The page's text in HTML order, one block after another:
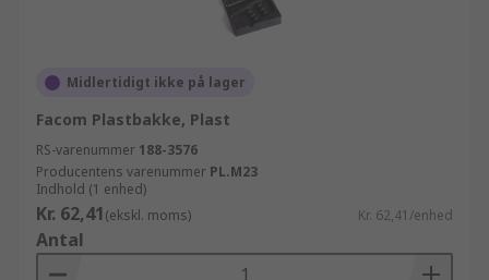
Midlertidigt ikke på lager
Facom Plastbakke, Plast
RS-varenummer 188-3576
Producentens varenummer PL.M23
Indhold (1 enhed)
Kr. 62,41(ekskl. moms) Kr. 62,41/enhed
Antal